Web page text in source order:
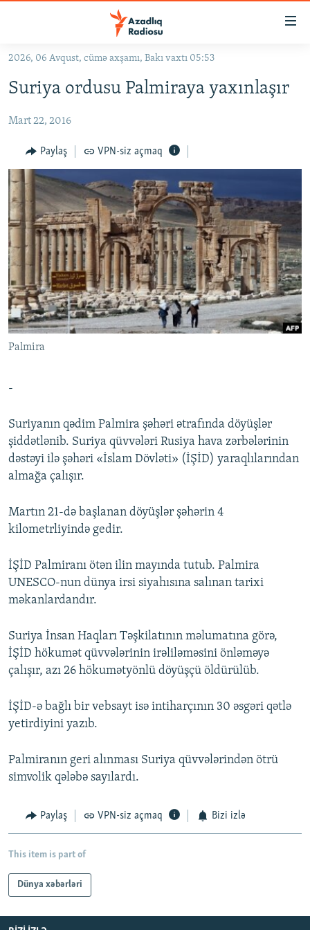
Əsas
qayıt
naviqasiyaya
Axtarışa
#İZAHLA
KORRUPSIOMETR
#ƏSLINDƏ
FƏRQƏ BAX
QANUNI DOĞRU
ARAŞDIRMA
MULTIMEDIA
VIDEO
FOTOQALEREYA
İNFOQRAFIKA
KARIKATURA
RADIO ARXIV
OXU ZALI
AZƏRBAYCAN ƏDƏBIYYATI KITABXANASI
İSLAM VƏ DEMOKRATIYA
HAQQIMIZDA
MISSIYAMIZ
PEŞƏ ETIKASI VƏ JURNALISTIKA STANDARTLARIMIZ
BIZIMLƏ ƏLAQƏ
XƏBƏR BÜLLETENLƏRIMIZ
BIZI IZLƏ
2026, 06 Avqust, cümə axşamı, Bakı vaxtı 05:53
Suriya ordusu Palmiraya yaxınlaşır
Mart 22, 2016
Paylaş VPN-siz açmaq
Palmira
-
Suriyanın qədim Palmira şəhəri ətrafında döyüşlər
şiddətlənib. Suriya qüvvələri Rusiya hava zərbələrinin
dəstəyi ilə şəhəri «İslam Dövləti» (İŞİD) yaraqlılarından
almağa çalışır.
Martın 21-də başlanan döyüşlər şəhərin 4
kilometrliyində gedir.
İŞİD Palmiranı ötən ilin mayında tutub. Palmira
UNESCO-nun dünya irsi siyahısına salınan tarixi
məkanlardandır.
Suriya İnsan Haqları Təşkilatının məlumatına görə,
İŞİD hökumət qüvvələrinin irəliləməsini önləməyə
çalışır, azı 26 hökumətyönlü döyüşçü öldürülüb.
İŞİD-ə bağlı bir vebsayt isə intiharçının 30 əsgəri qətlə
yetirdiyini yazıb.
Palmiranın geri alınması Suriya qüvvələrindən ötrü
simvolik qələbə sayılardı.
Paylaş VPN-siz açmaq Bizi izlə
This item is part of
Dünya xəbərləri